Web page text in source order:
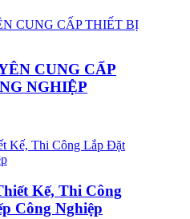
CUNG CẤP
NGHIỆP
Kế, Thi Công
Công Nghiệp